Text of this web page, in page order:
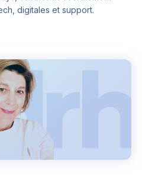
digitales et support.